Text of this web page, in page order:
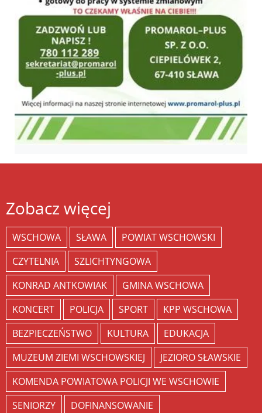
Zobacz więcej
WSCHOWA SŁAWA
POWIAT WSCHOWSKI
CZYTELNIA
SZLICHTYNGOWA
KONRAD ANTKOWIAK
GMINA WSCHOWA
KONCERT
POLICJA SPORT
KPP WSCHOWA
BEZPIECZEŃSTWO
KULTURA
EDUKACJA
MUZEUM ZIEMI WSCHOWSKIEJ
JEZIORO SŁAWSKIE
KOMENDA POWIATOWA POLICJI WE WSCHOWIE
SENIORZY
DOFINANSOWANIE